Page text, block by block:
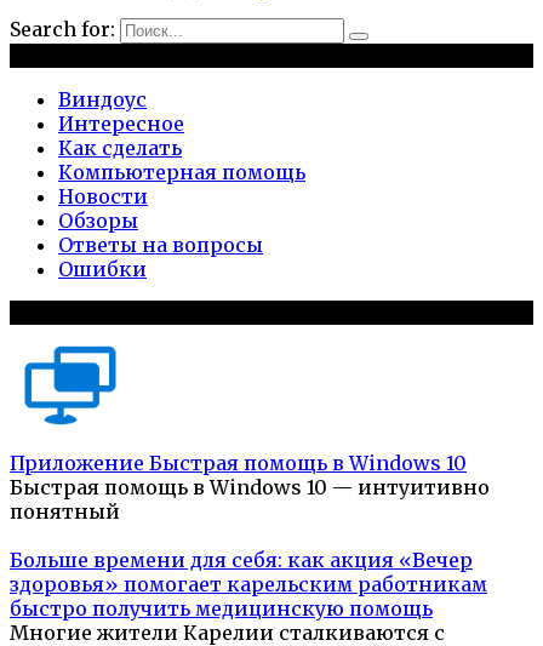
Search for:
Виндоус
Интересное
Как сделать
Компьютерная помощь
Новости
Обзоры
Ответы на вопросы
Ошибки
Приложение Быстрая помощь в Windows 10
Быстрая помощь в Windows 10 — интуитивно
понятный
Больше времени для себя: как акция «Вечер
здоровья» помогает карельским работникам
быстро получить медицинскую помощь
Многие жители Карелии сталкиваются с